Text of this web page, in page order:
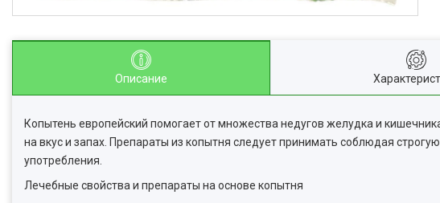
Описание
Копытень европейский помогает от множества недугов желудка и
на вкус и запах. Препараты из копытня следует принимать соблюдая
употребления.
Лечебные свойства и препараты на основе копытня